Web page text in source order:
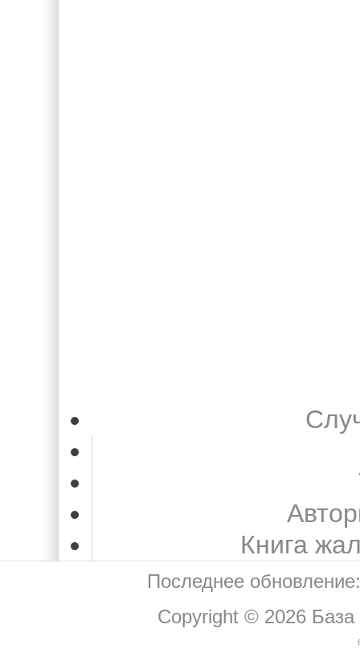
Книга
Последнее
Copyright © 2026 База